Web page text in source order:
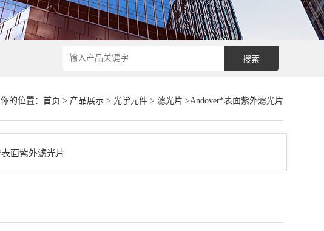
你的位置： 首页 > 产品展示> 光学元件> 滤光片 >Andover*表面紫外滤光片